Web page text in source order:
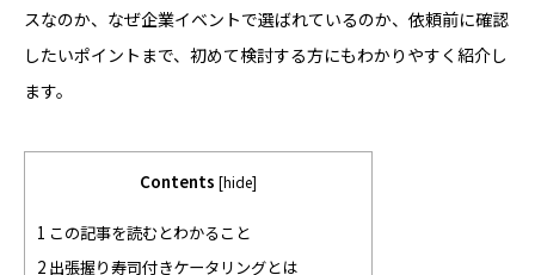
スなのか、なぜ企業イベントで選ばれているのか、依頼前に確認
したいポイントまで、初めて検討する方にもわかりやすく紹介し
ます。
Contents [hide]
1 この記事を読むとわかること
2 出張握り寿司付きケータリングとは